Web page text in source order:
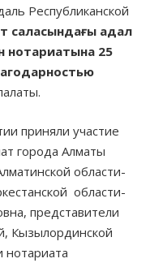
Республиканской
саласындағы адал
нотариатына 25
приняли участие
города Алматы
области-
области-
представители
Кызылординской
нотариата